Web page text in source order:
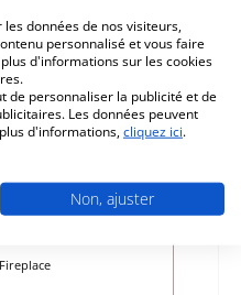
Fireplace
données de nos visiteurs,
personnalisé et vous faire
d'informations sur les cookies
de personnaliser la publicité et de
Les données peuvent
d'informations,cliquez ici.
Non, ajuster